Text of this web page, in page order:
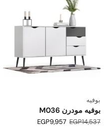
بوفيه
بوفيه مودرن M036
EGP14,537
EGP9,957